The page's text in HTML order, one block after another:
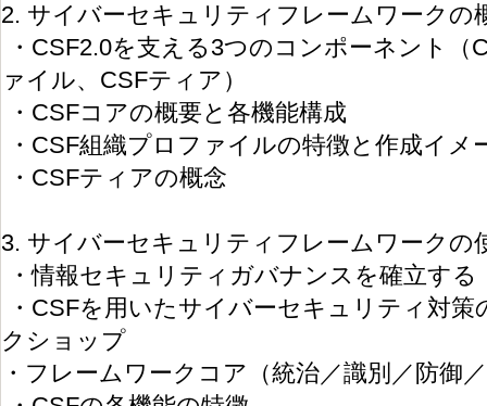
2. サイバーセキュリティフレームワークの
・CSF2.0を支える3つのコンポーネント（
ァイル、CSFティア）
・CSFコアの概要と各機能構成
・CSF組織プロファイルの特徴と作成イメ
・CSFティアの概念
3. サイバーセキュリティフレームワークの
・情報セキュリティガバナンスを確立する
・CSFを用いたサイバーセキュリティ対
クショップ
・フレームワークコア（統治／識別／防御